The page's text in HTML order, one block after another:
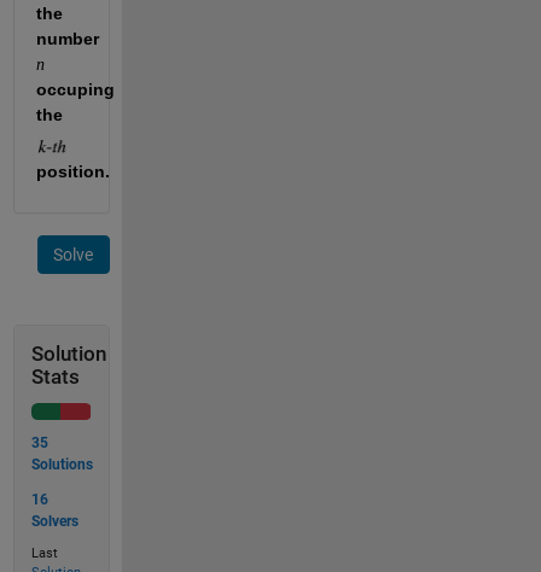
the
number
n
occuping
the
position.
Solve
Solution
Stats
35
Solutions
16
Solvers
Last